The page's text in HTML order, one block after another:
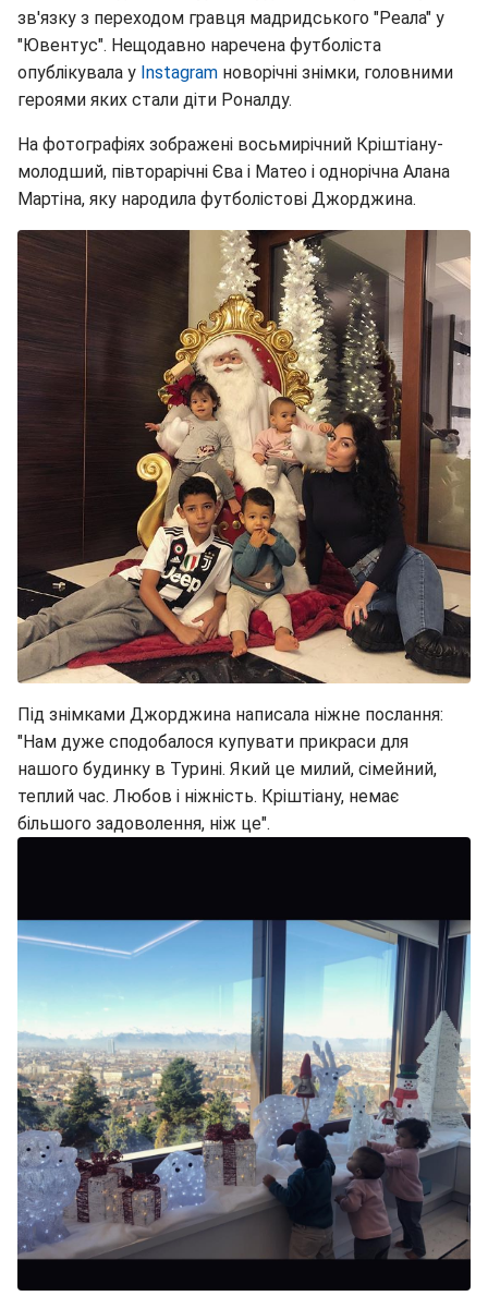
зв'язку з переходом гравця мадридського "Реала" у
"Ювентус". Нещодавно наречена футболіста
опублікувала у Instagram новорічні знімки, головними
героями яких стали діти Роналду.
На фотографіях зображені восьмирічний Кріштіану-
молодший, півторарічні Єва і Матео і однорічна Алана
Мартіна, яку народила футболістові Джорджина.
Під знімками Джорджина написала ніжне послання:
"Нам дуже сподобалося купувати прикраси для
нашого будинку в Турині. Який це милий, сімейний,
теплий час. Любов і ніжність. Кріштіану, немає
більшого задоволення, ніж це".